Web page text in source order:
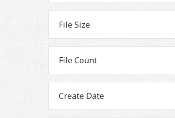
File Size
File Count
Create Date